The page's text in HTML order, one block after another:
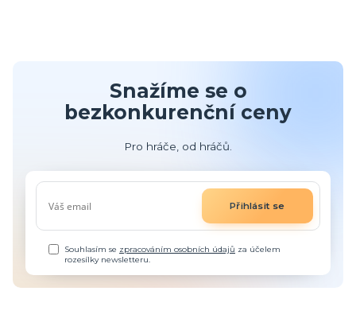
Snažíme se o
bezkonkurenční ceny
Pro hráče, od hráčů.
Přihlásit se
Souhlasím se zpracováním osobních údajů za účelem
rozesílky newsletteru.